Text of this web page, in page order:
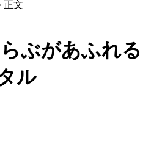
正文
らぶがあふれる
ル